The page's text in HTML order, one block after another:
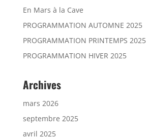
En Mars à la Cave
PROGRAMMATION AUTOMNE 2025
PROGRAMMATION PRINTEMPS 2025
PROGRAMMATION HIVER 2025
Archives
mars 2026
septembre 2025
avril 2025